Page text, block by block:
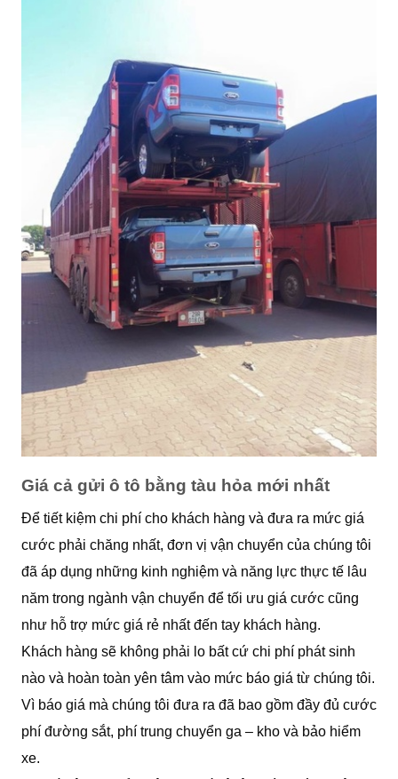
Giá cả gửi ô tô bằng tàu hỏa mới nhất
Để tiết kiệm chi phí cho khách hàng và đưa ra mức giá
cước phải chăng nhất, đơn vị vận chuyển của chúng tôi
đã áp dụng những kinh nghiệm và năng lực thực tế lâu
năm trong ngành vận chuyển để tối ưu giá cước cũng
như hỗ trợ mức giá rẻ nhất đến tay khách hàng.
Khách hàng sẽ không phải lo bất cứ chi phí phát sinh
nào và hoàn toàn yên tâm vào mức báo giá từ chúng tôi.
Vì báo giá mà chúng tôi đưa ra đã bao gồm đầy đủ cước
phí đường sắt, phí trung chuyển ga – kho và bảo hiểm
xe.